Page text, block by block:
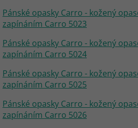
Pánské opasky Carro - kožený
zapínáním Carro 5023
Pánské opasky Carro - kožený
zapínáním Carro 5024
Pánské opasky Carro - kožený
zapínáním Carro 5025
Pánské opasky Carro - kožený
zapínáním Carro 5026